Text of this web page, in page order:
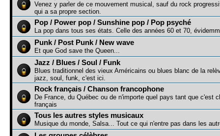
Venez y parler de ce mouvement musical, sauf du rock
qui a sa propre section.
Pop / Power pop / Sunshine pop / Pop psyché
La pop dans tous ses états. Celle des années 60 et 70,
Punk / Post Punk / New wave
Et que God save the Queen...
Jazz / Blues / Soul / Funk
Blues traditionnel des vieux Américains ou blues blanc de la
jazz, soul, funk, c'est ici.
Rock français / Chanson francophone
De France, du Québec ou de n'importe quel pays tant que c'est
français
Tous les autres styles musicaux
Musique du monde, Salsa... Tout ce qui n'entre pas dans les